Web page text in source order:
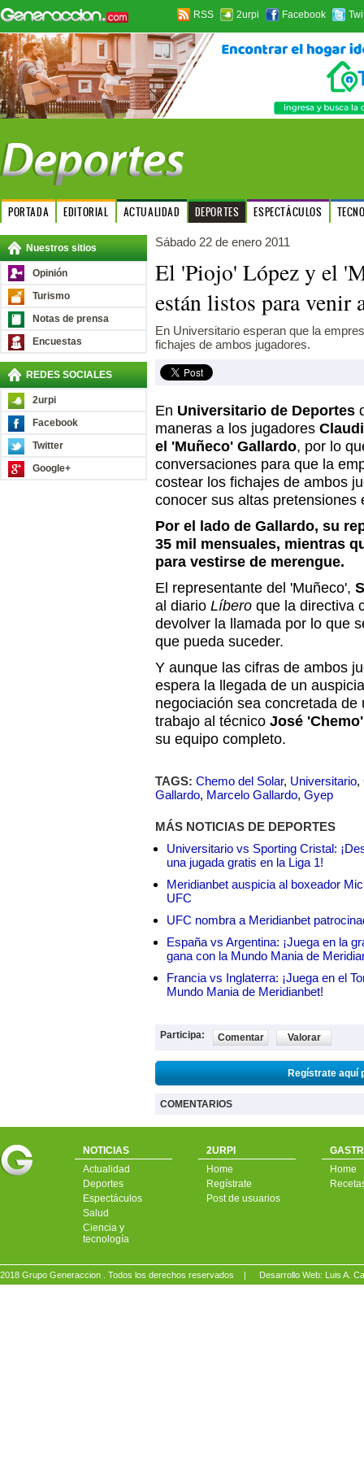
RSS 2urpi Facebook
PORTADA EDITORIAL ACTUALIDAD DEPORTES ESPECTÁCULOS
Nuestros sitios
Opinión
Turismo
Notas de prensa
Encuestas
REDES SOCIALES
2urpi
Facebook
Twitter
Google+
Sábado 22 de enero 2011
El 'Piojo' López y el
están listos para venir
En Universitario esperan que la
fichajes de ambos jugadores.
En Universitario de Deportes
maneras a los jugadores
el 'Muñeco' Gallardo, por lo
conversaciones para que la
costear los fichajes de ambos
conocer sus altas pretensiones
Por el lado de Gallardo, su
35 mil mensuales, mientras
para vestirse de merengue.
El representante del 'Muñeco',
al diario Líbero que la directiva
devolver la llamada por lo que
que pueda suceder.
Y aunque las cifras de ambos
espera la llegada de un
negociación sea concretada
trabajo al técnico José
su equipo completo.
TAGS: Chemo del Solar, Universitario,
Gallardo, Marcelo Gallardo, Gyep
MÁS NOTICIAS DE DEPORTES
Universitario vs Sporting Cristal:
una jugada gratis en la Liga 1!
Meridianbet auspicia al boxeador
UFC
UFC nombra a Meridianbet
España vs Argentina: ¡Juega en la
gana con la Mundo Mania de
Francia vs Inglaterra: ¡Juega en el
Mundo Mania de Meridianbet!
Participa: Comentar Valorar
Regístrate aquí
COMENTARIOS
NOTICIAS
Actualidad
Deportes
Espectáculos
Salud
Ciencia y
tecnología
2URPI
Home
Regístrate
Post de usuarios
Home
2018 Grupo Generaccion . Todos los derechos reservados | Desarrollo Web: Luis